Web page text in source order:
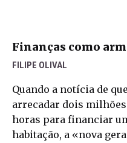
Finanças como
FILIPE OLIVAL
Quando a notícia de
arrecadar dois milhões
horas para financiar
habitação, a «nova